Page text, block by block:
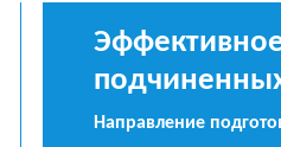
Направление